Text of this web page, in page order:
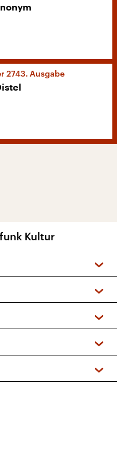
2743. Ausgabe
Kultur